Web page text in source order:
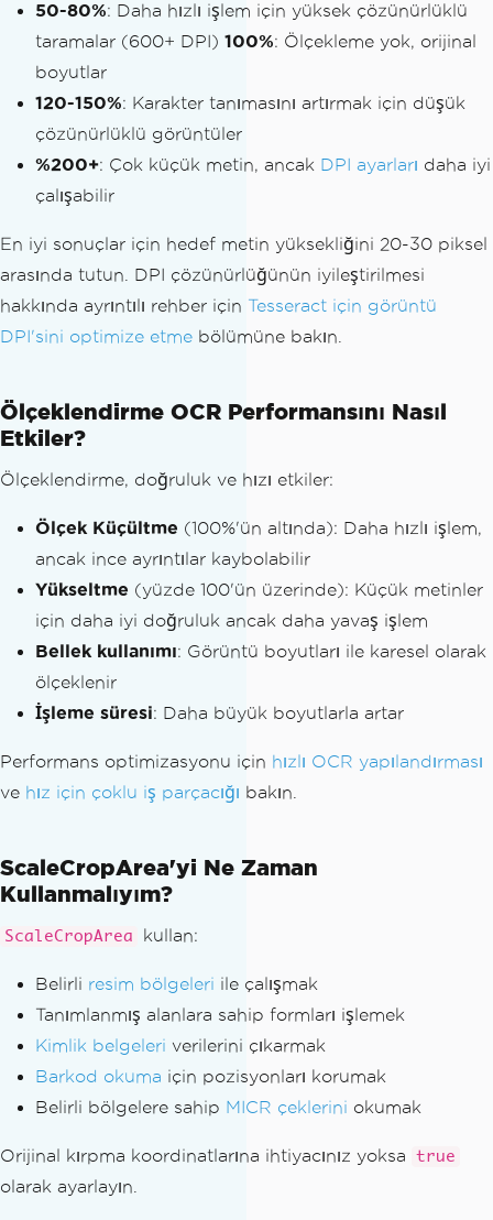
50-80%: Daha hızlı işlem için yüksek çözünürlüklü
taramalar (600+ DPI) 100%: Ölçekleme yok, orijinal
boyutlar
120-150%: Karakter tanımasını artırmak için düşük
çözünürlüklü görüntüler
%200+: Çok küçük metin, ancak DPI ayarları daha iyi
çalışabilir
En iyi sonuçlar için hedef metin yüksekliğini 20-30 piksel
arasında tutun. DPI çözünürlüğünün iyileştirilmesi
hakkında ayrıntılı rehber için Tesseract için görüntü
DPI'sini optimize etme bölümüne bakın.
Ölçeklendirme OCR Performansını Nasıl
Etkiler?
Ölçeklendirme, doğruluk ve hızı etkiler:
Ölçek Küçültme (100%'ün altında): Daha hızlı işlem,
ancak ince ayrıntılar kaybolabilir
Yükseltme (yüzde 100'ün üzerinde): Küçük metinler
için daha iyi doğruluk ancak daha yavaş işlem
Bellek kullanımı: Görüntü boyutları ile karesel olarak
ölçeklenir
İşleme süresi: Daha büyük boyutlarla artar
Performans optimizasyonu için hızlı OCR yapılandırması
ve hız için çoklu iş parçacığı bakın.
ScaleCropArea'yi Ne Zaman
Kullanmalıyım?
ScaleCropArea kullan:
Belirli resim bölgeleri ile çalışmak
Tanımlanmış alanlara sahip formları işlemek
Kimlik belgeleri verilerini çıkarmak
Barkod okuma için pozisyonları korumak
Belirli bölgelere sahip MICR çeklerini okumak
Orijinal kırpma koordinatlarına ihtiyacınız yoksa true
olarak ayarlayın.